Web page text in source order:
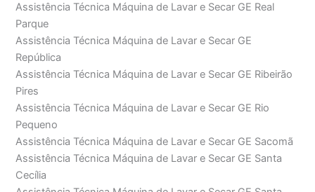
Assistência Técnica Máquina de Lavar e Secar GE Real
Parque
Assistência Técnica Máquina de Lavar e Secar GE
República
Assistência Técnica Máquina de Lavar e Secar GE Ribeirão
Pires
Assistência Técnica Máquina de Lavar e Secar GE Rio
Pequeno
Assistência Técnica Máquina de Lavar e Secar GE Sacomã
Assistência Técnica Máquina de Lavar e Secar GE Santa
Cecília